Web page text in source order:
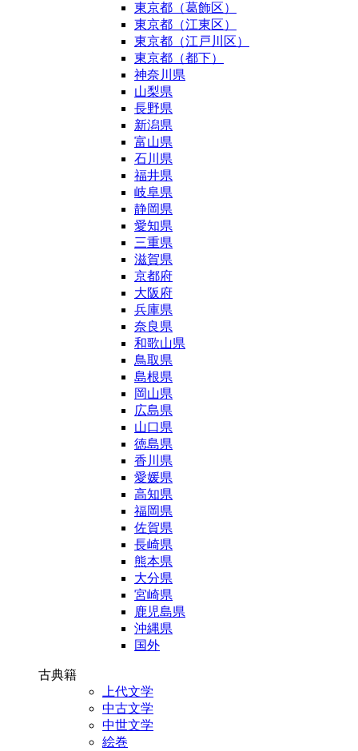
東京都（葛飾区）
東京都（江東区）
東京都（江戸川区）
東京都（都下）
神奈川県
山梨県
長野県
新潟県
富山県
石川県
福井県
岐阜県
静岡県
愛知県
三重県
滋賀県
京都府
大阪府
兵庫県
奈良県
和歌山県
鳥取県
島根県
岡山県
広島県
山口県
徳島県
香川県
愛媛県
高知県
福岡県
佐賀県
長崎県
熊本県
大分県
宮崎県
鹿児島県
沖縄県
国外
古典籍
上代文学
中古文学
中世文学
絵巻